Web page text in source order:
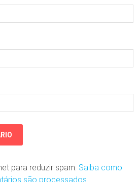
para reduzir spam. Saiba como
são processados.